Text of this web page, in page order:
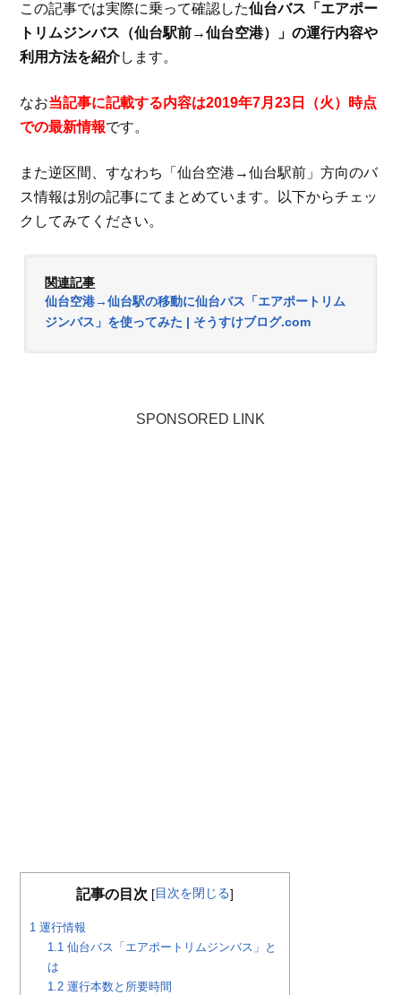
この記事では実際に乗って確認した仙台バス「エアポー
トリムジンバス（仙台駅前→仙台空港）」の運行内容や
利用方法を紹介します。
なお当記事に記載する内容は2019年7月23日（火）時点
での最新情報です。
また逆区間、すなわち「仙台空港→仙台駅前」方向のバ
ス情報は別の記事にてまとめています。以下からチェッ
クしてみてください。
関連記事
仙台空港→仙台駅の移動に仙台バス「エアポートリム
ジンバス」を使ってみた | そうすけブログ.com
SPONSORED LINK
記事の目次 [目次を閉じる]
1 運行情報
1.1 仙台バス「エアポートリムジンバス」と
は
1.2 運行本数と所要時間